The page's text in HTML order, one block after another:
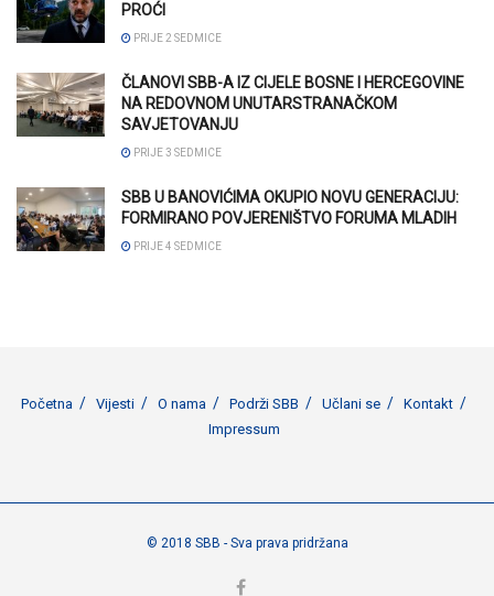
PROĆI
PRIJE 2 SEDMICE
ČLANOVI SBB-A IZ CIJELE BOSNE I HERCEGOVINE
NA REDOVNOM UNUTARSTRANAČKOM
SAVJETOVANJU
PRIJE 3 SEDMICE
SBB U BANOVIĆIMA OKUPIO NOVU GENERACIJU:
FORMIRANO POVJERENIŠTVO FORUMA MLADIH
PRIJE 4 SEDMICE
Početna Vijesti O nama Podrži SBB Učlani se
Kontakt
Impressum
© 2018 SBB - Sva prava pridržana